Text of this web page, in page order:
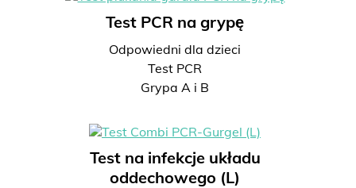
Test PCR na grypę
Odpowiedni dla dzieci
Test PCR
Grypa A i B
Test na infekcje układu
oddechowego (L)